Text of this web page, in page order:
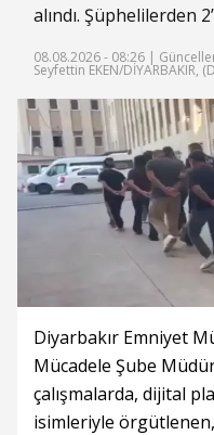
alındı. Şüphelilerden
08.08.2026 - 08:26 |
Seyfettin EKEN/DİYARBAKIR,
Diyarbakır Emniyet
Mücadele Şube
çalışmalarda, dijital
isimleriyle